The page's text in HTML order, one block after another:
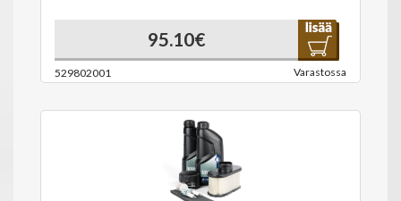
95.10€
529802001 Varastossa